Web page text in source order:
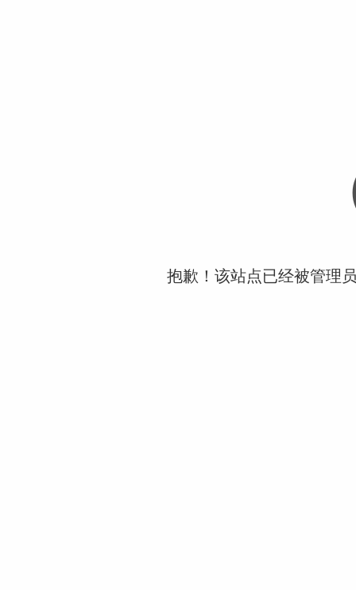
抱歉！该站点已经被管理